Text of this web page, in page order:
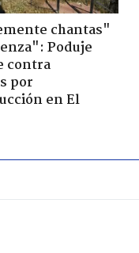
chantas"
Poduje
contra
por
en El